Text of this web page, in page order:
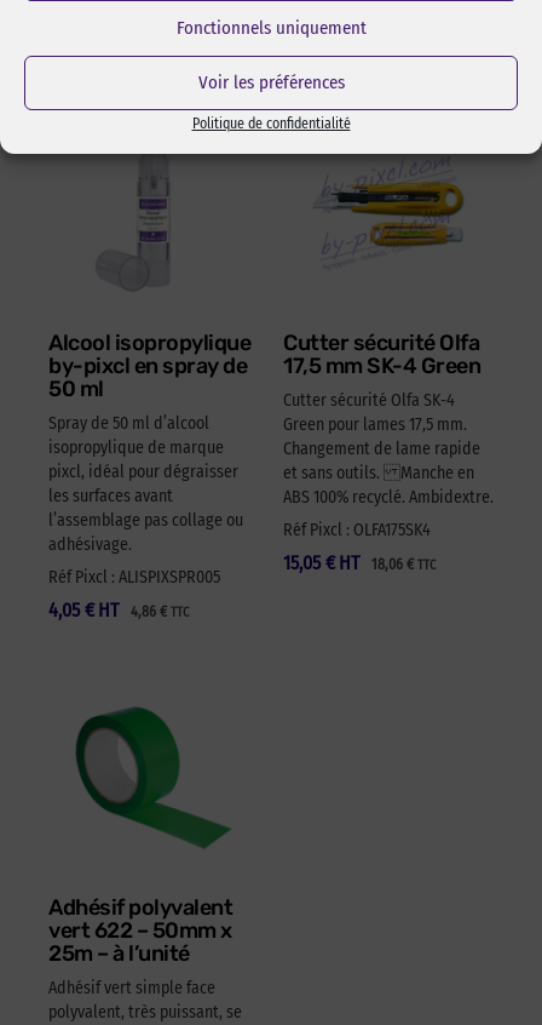
Fonctionnels uniquement
Voir les préférences
Politique de confidentialité
Les incontournables
Alcool isopropylique
by-pixcl en spray de
50 ml
Spray de 50 ml d’alcool
isopropylique de marque
pixcl, idéal pour dégraisser
les surfaces avant
l’assemblage pas collage ou
adhésivage.
Réf Pixcl : ALISPIXSPR005
4,05 € 4,86 € TTC
HT
Cutter sécurité Olfa
17,5 mm SK-4 Green
Cutter sécurité Olfa SK-4
Green pour lames 17,5 mm.
Changement de lame rapide
et sans outils. Manche en
ABS 100% recyclé. Ambidextre.
Réf Pixcl : OLFA175SK4
15,05 € 18,06 € TTC
HT
Adhésif polyvalent
vert 622 – 50mm x
25m – à l’unité
Adhésif vert simple face
polyvalent, très puissant, se